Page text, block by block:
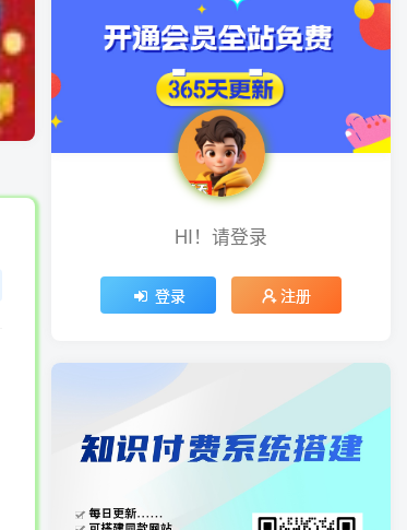
HI！请登录
登录 注册